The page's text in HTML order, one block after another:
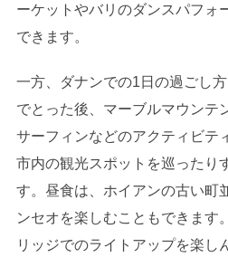
ーケットやバリのダンスパフォ
できます。
一方、ダナンでの1日の過ごし
でとった後、マーブルマウンテ
サーフィンなどのアクティビテ
市内の観光スポットを巡ったり
す。昼食は、ホイアンの古い町
ンセオを楽しむこともできます
リッジでのライトアップを楽し